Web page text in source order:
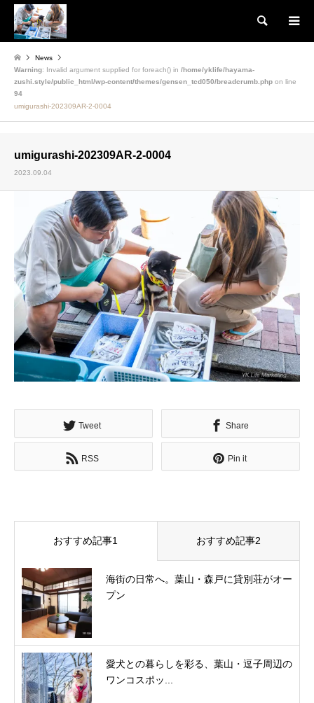
検索
News
Warning: Invalid argument supplied for foreach() in /home/yklife/hayama-
zushi.style/public_html/wp-content/themes/gensen_tcd050/breadcrumb.php on line
94
umigurashi-202309AR-2-0004
umigurashi-202309AR-2-0004
2023.09.04
Tweet Share
RSS Pin it
おすすめ記事1 おすすめ記事2
海街の日常へ。葉山・森戸に貸別荘がオー
プン
愛犬との暮らしを彩る、葉山・逗子周辺の
ワンコスポッ...